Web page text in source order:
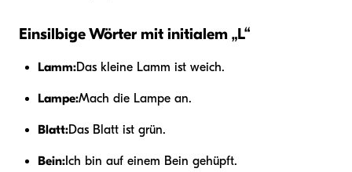
Einsilbige Wörter mit initialem „L“
Lamm:Das kleine Lamm ist weich.
Lampe:Mach die Lampe an.
Blatt:Das Blatt ist grün.
Bein: Ich bin auf einem Bein gehüpft.